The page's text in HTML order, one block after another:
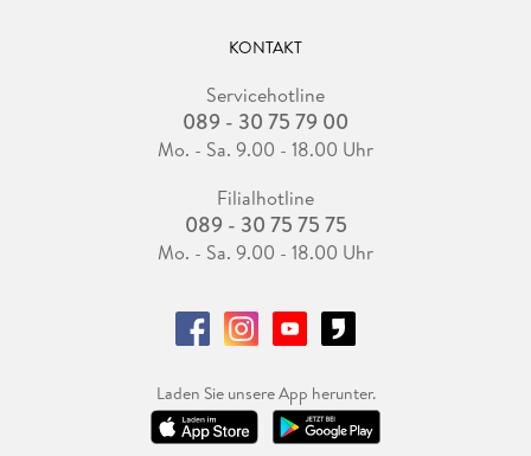
KONTAKT
Servicehotline
089 - 30 75 79 00
Mo. - Sa. 9.00 - 18.00 Uhr
Filialhotline
089 - 30 75 75 75
Mo. - Sa. 9.00 - 18.00 Uhr
Laden Sie unsere App herunter.